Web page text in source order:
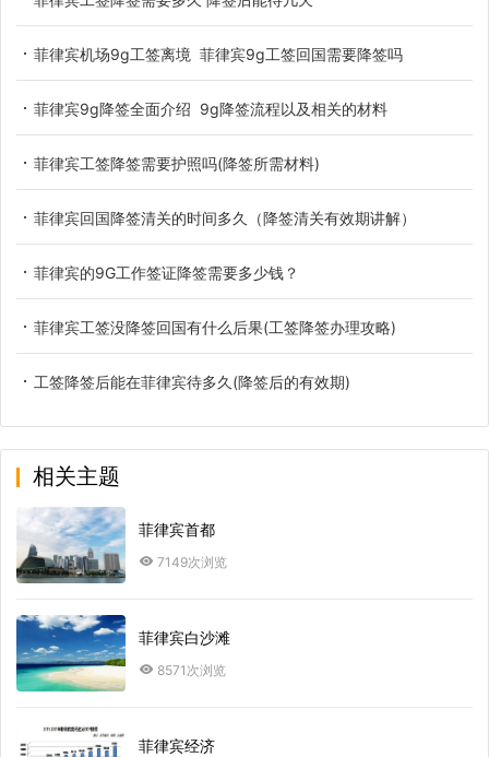
菲律宾机场9g工签离境 菲律宾9g工签回国需要降签吗
菲律宾9g降签全面介绍 9g降签流程以及相关的材料
菲律宾工签降签需要护照吗(降签所需材料)
菲律宾回国降签清关的时间多久（降签清关有效期讲解）
菲律宾的9G工作签证降签需要多少钱？
菲律宾工签没降签回国有什么后果(工签降签办理攻略)
工签降签后能在菲律宾待多久(降签后的有效期)
相关主题
菲律宾首都
7149次浏览
菲律宾白沙滩
8571次浏览
菲律宾经济